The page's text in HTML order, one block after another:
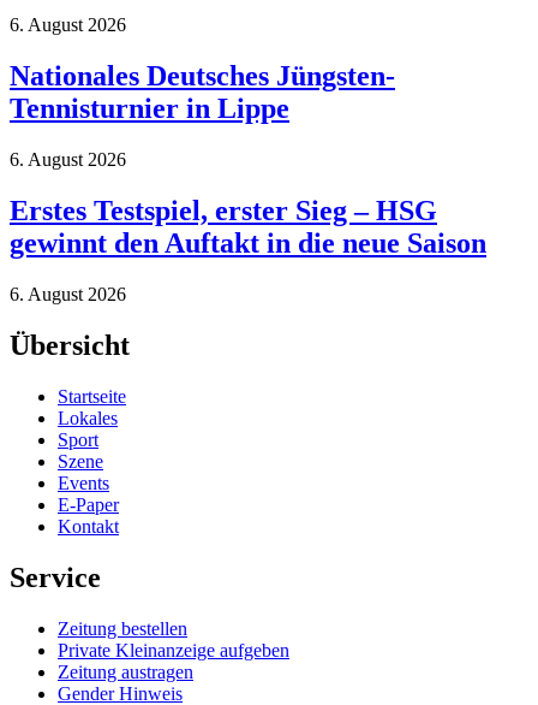
6. August 2026
Nationales Deutsches Jüngsten-
Tennisturnier in Lippe
6. August 2026
Erstes Testspiel, erster Sieg – HSG
gewinnt den Auftakt in die neue Saison
6. August 2026
Übersicht
Startseite
Lokales
Sport
Szene
Events
E-Paper
Kontakt
Service
Zeitung bestellen
Private Kleinanzeige aufgeben
Zeitung austragen
Gender Hinweis